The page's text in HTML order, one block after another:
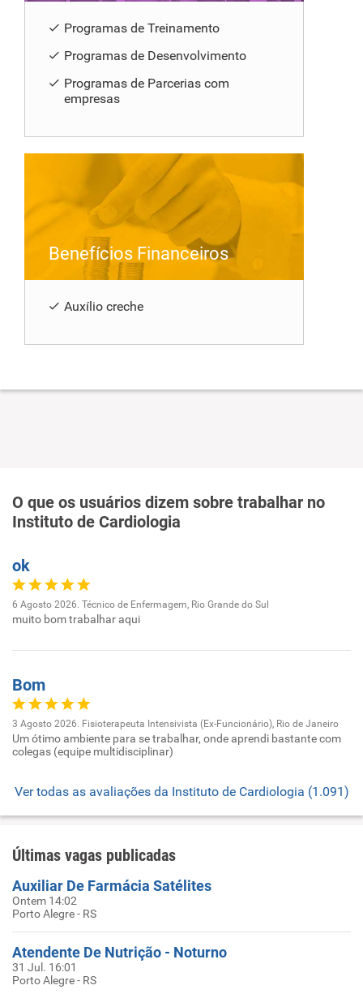
Programas de Treinamento
Programas de Desenvolvimento
Programas de Parcerias com
empresas
Benefícios Financeiros
Auxílio creche
O que os usuários dizem sobre trabalhar no
Instituto de Cardiologia
ok
6 Agosto 2026. Técnico de Enfermagem, Rio Grande do Sul
muito bom trabalhar aqui
Bom
3 Agosto 2026. Fisioterapeuta Intensivista (Ex-Funcionário), Rio de Janeiro
Um ótimo ambiente para se trabalhar, onde aprendi bastante com
colegas (equipe multidisciplinar)
Ver todas as avaliações da Instituto de Cardiologia (1.091)
Últimas vagas publicadas
Auxiliar De Farmácia Satélites
Ontem 14:02
Porto Alegre - RS
Atendente De Nutrição - Noturno
31 Jul. 16:01
Porto Alegre - RS